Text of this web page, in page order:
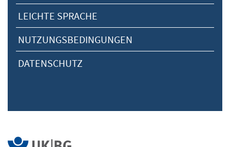
LEICHTE SPRACHE
NUTZUNGSBEDINGUNGEN
DATENSCHUTZ